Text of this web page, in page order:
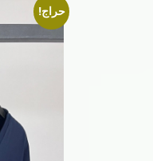
حراج!